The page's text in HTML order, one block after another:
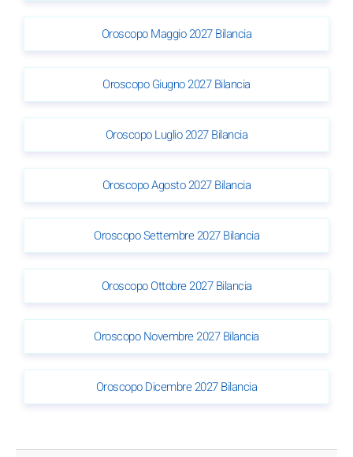
Oroscopo Maggio 2027 Bilancia
Oroscopo Giugno 2027 Bilancia
Oroscopo Luglio 2027 Bilancia
Oroscopo Agosto 2027 Bilancia
Oroscopo Settembre 2027 Bilancia
Oroscopo Ottobre 2027 Bilancia
Oroscopo Novembre 2027 Bilancia
Oroscopo Dicembre 2027 Bilancia